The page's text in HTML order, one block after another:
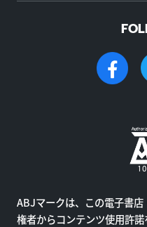
ABJマークは、この電子書
権者からコンテンツ使用許